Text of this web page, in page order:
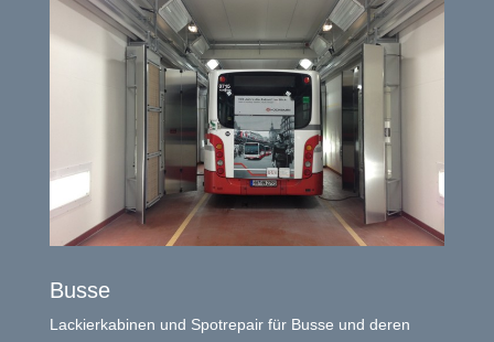
Busse
Lackierkabinen und Spotrepair für Busse und deren